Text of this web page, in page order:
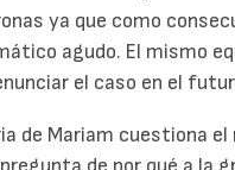
ya que como
agudo. El mismo
el caso en el
de Mariam cuestiona el